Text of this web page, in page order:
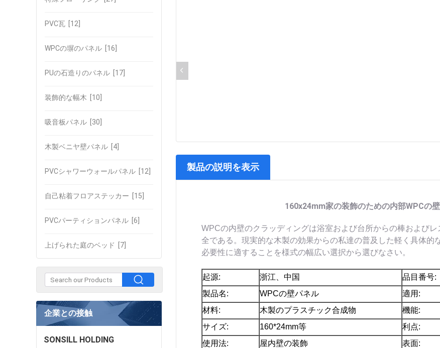
PVC瓦 [12]
WPCの塀のパネル [16]
PUの石造りのパネル [17]
装飾的な幅木 [10]
吸音板パネル [30]
木製ベニヤ壁パネル [4]
PVCシャワーウォールパネル [12]
自己粘着フロアステッカー [15]
PVCパーティションパネル [6]
上げられた庭のベッド [7]
企業との接触
SONSILL HOLDING
製品の説明を表示
160x24mm家の装飾のための内部WPCの
WPCの内壁のクラッディングは浴室および台所からの棒および
全である。現実的な木製の効果からの私達の普及した軽く具体的
必要性に適することを様式の幅広い選択から選びなさい。
起源: 浙江、中国 品目番号:
製品名:
WPCの壁パネル 適用:
材料:
木製のプラスチック合成物 機能:
サイズ:
160*24mm等 利点:
使用法:
屋内壁の装飾 表面: